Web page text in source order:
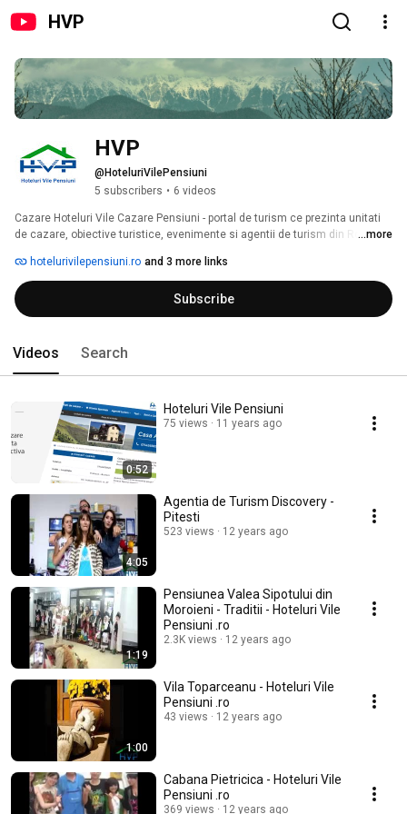
HVP
HVP
@HoteluriVilePensiuni
5 subscribers • 6 videos
Cazare Hoteluri Vile Cazare Pensiuni - portal de turism ce prezinta unitati
...more
hotelurivilepensiuni.ro and 3 more links
Subscribe
Videos Search
0:52
Hoteluri Vile Pensiuni
75 views 11 years ago
4:05
Agentia de Turism Discovery -
Pitesti
523 views 12 years ago
1:19
Pensiunea Valea Sipotului din
Moroieni - Traditii - Hoteluri Vile
Pensiuni .ro
2.3K views 12 years ago
1:00
Vila Toparceanu - Hoteluri Vile
Pensiuni .ro
43 views 12 years ago
Cabana Pietricica - Hoteluri Vile
Pensiuni .ro
369 views 12 years ago